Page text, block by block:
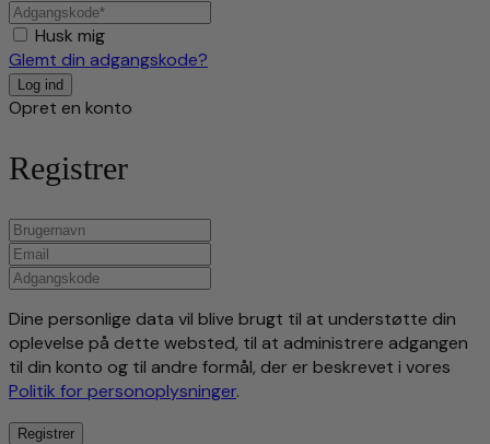
Husk mig
Glemt din adgangskode?
Opret en konto
Registrer
Dine personlige data vil blive brugt til at understøtte din
oplevelse på dette websted, til at administrere adgangen
til din konto og til andre formål, der er beskrevet i vores
Politik for personoplysninger.